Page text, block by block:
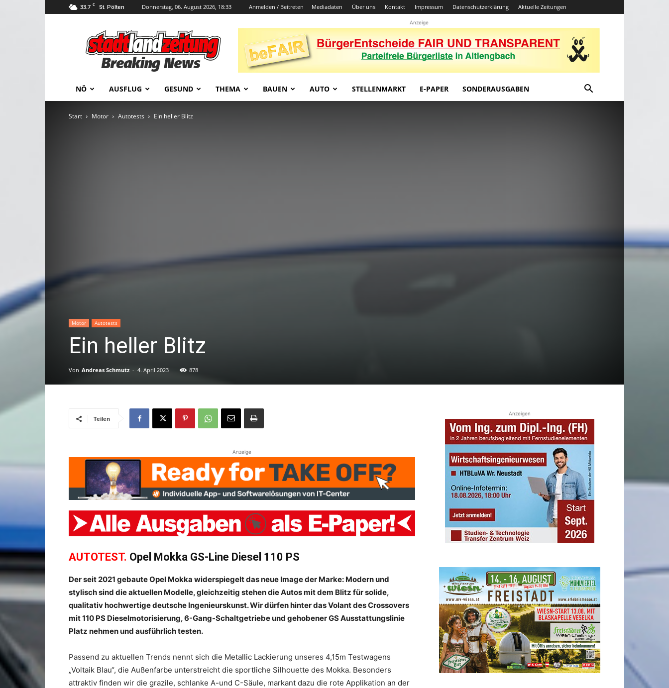
33.7 C St. Pölten Donnerstag, 06. August 2026, 18:33 Anmelden / Beitreten Mediadaten Über uns Kontakt Impressum Datenschutzerklärung Aktuelle Zeitungen
stadtlandzeitung
Anzeige
NÖ AUSFLUG GESUND THEMA BAUEN AUTO STELLENMARKT E-PAPER SONDERAUSGABEN
Start Motor Autotests Ein heller Blitz
Motor Autotests
Ein heller Blitz
Von Andreas Schmutz - 4. April 2023 878
Teilen
Anzeige
AUTOTEST. Opel Mokka GS-Line Diesel 110 PS
Der seit 2021 gebaute Opel Mokka widerspiegelt das neue Image der Marke: Modern und
stylisch sind die aktuellen Modelle, gleichzeitig stehen die Autos mit dem Blitz für solide,
qualitativ hochwertige deutsche Ingenieurskunst. Wir dürfen hinter das Volant des Crossovers
mit 110 PS Dieselmotorisierung, 6-Gang-Schaltgetriebe und gehobener GS Ausstattungslinie
Platz nehmen und ausführlich testen.
Passend zu aktuellen Trends nennt sich die Metallic Lackierung unseres 4,15m Testwagens
„Voltaik Blau“, die Außenfarbe unterstreicht die sportliche Silhouette des Mokka. Besonders
attraktiv finden wir die grazile, schlanke A-und C-Säule, markant dazu die rote Applikation an der
Anzeigen